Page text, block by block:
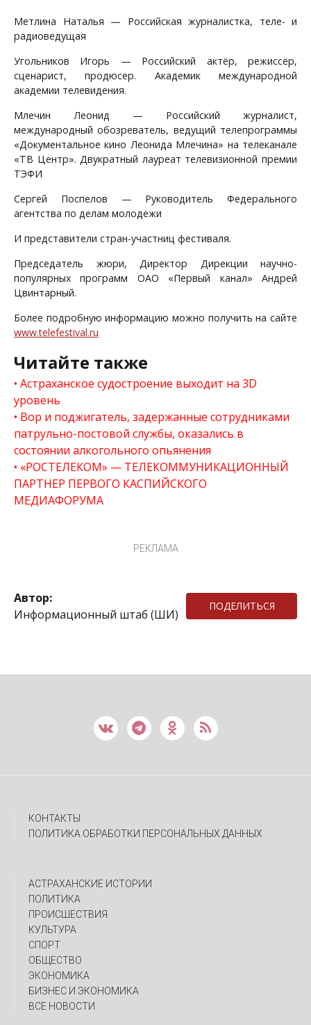
Метлина Наталья — Российская журналистка, теле- и
радиоведущая
Угольников Игорь — Российский актёр, режиссёр,
сценарист, продюсер. Академик международной
академии телевидения.
Млечин Леонид — Российский журналист,
международный обозреватель, ведущий телепрограммы
«Документальное кино Леонида Млечина» на телеканале
«ТВ Центр». Двукратный лауреат телевизионной премии
ТЭФИ
Сергей Поспелов — Руководитель Федерального
агентства по делам молодежи
И представители стран-участниц фестиваля.
Председатель жюри, Директор Дирекции научно-
популярных программ ОАО «Первый канал» Андрей
Цвинтарный.
Более подробную информацию можно получить на сайте
www.telefestival.ru
Читайте также
Астраханское судостроение выходит на 3D
уровень
Вор и поджигатель, задержанные сотрудниками
патрульно-постовой службы, оказались в
состоянии алкогольного опьянения
«РОСТЕЛЕКОМ» — ТЕЛЕКОММУНИКАЦИОННЫЙ
ПАРТНЕР ПЕРВОГО КАСПИЙСКОГО
МЕДИАФОРУМА
РЕКЛАМА
Автор:
Информационный штаб (ШИ)
ПОДЕЛИТЬСЯ
КОНТАКТЫ
ПОЛИТИКА ОБРАБОТКИ ПЕРСОНАЛЬНЫХ ДАННЫХ
АСТРАХАНСКИЕ ИСТОРИИ
ПОЛИТИКА
ПРОИСШЕСТВИЯ
КУЛЬТУРА
СПОРТ
ОБЩЕСТВО
ЭКОНОМИКА
БИЗНЕС И ЭКОНОМИКА
ВСЕ НОВОСТИ